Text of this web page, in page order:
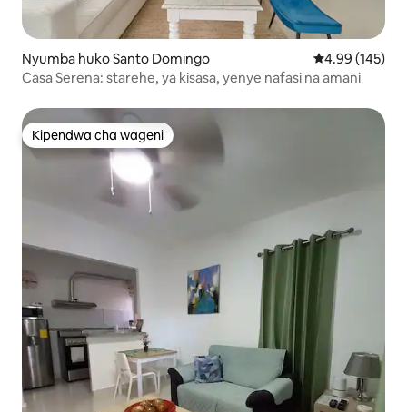
Nyumba huko Santo Domingo Ukadiriaji wa
4.99 (145)
Casa Serena: starehe, ya kisasa, yenye nafasi na amani
Kipendwa cha wageni
Kipendwa cha wageni